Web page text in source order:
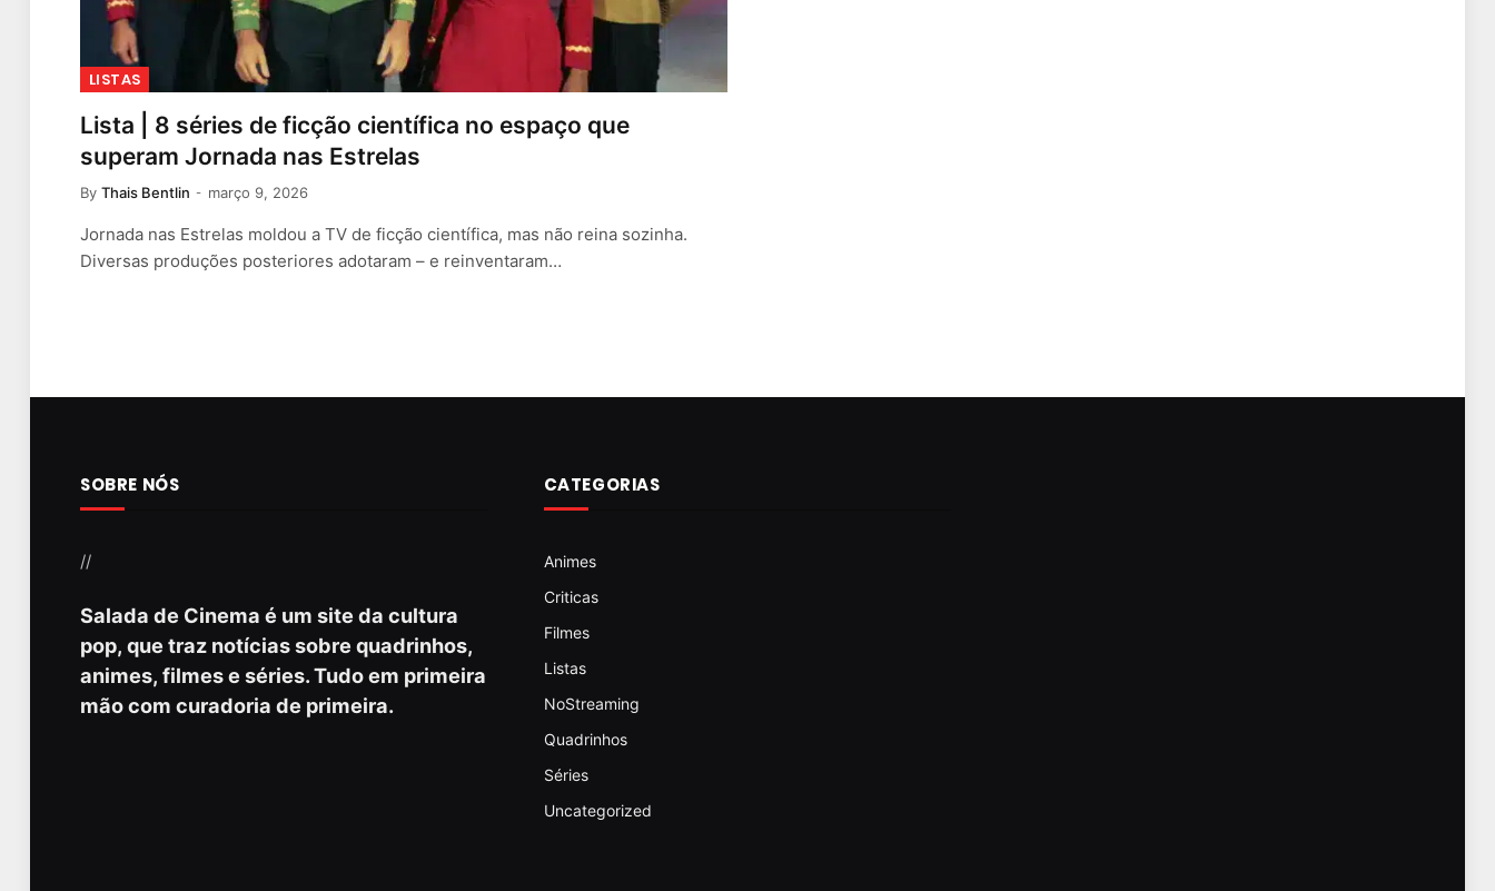
LISTAS
Lista | 8 séries de ficção científica no espaço que
superam Jornada nas Estrelas
By Thais Bentlin março 9, 2026
Jornada nas Estrelas moldou a TV de ficção científica, mas não reina sozinha.
Diversas produções posteriores adotaram – e reinventaram…
SOBRE NÓS
//
Salada de Cinema é um site da cultura
pop, que traz notícias sobre quadrinhos,
animes, filmes e séries. Tudo em primeira
mão com curadoria de primeira.
CATEGORIAS
Animes
Criticas
Filmes
Listas
NoStreaming
Quadrinhos
Séries
Uncategorized